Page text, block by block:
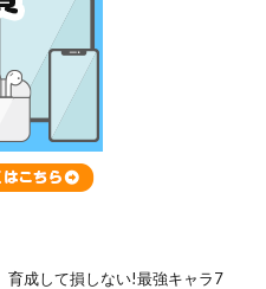
育成して損しない!最強キャラ7